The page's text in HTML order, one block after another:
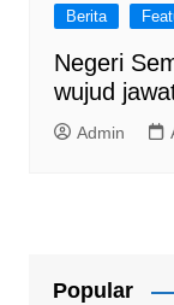
Berita
Negeri
wujud
Admin
Popular